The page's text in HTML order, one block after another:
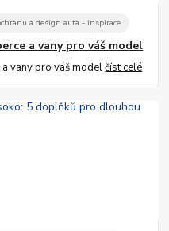
a design auta - inspirace
a vany pro váš model
vany pro váš modelčíst celé